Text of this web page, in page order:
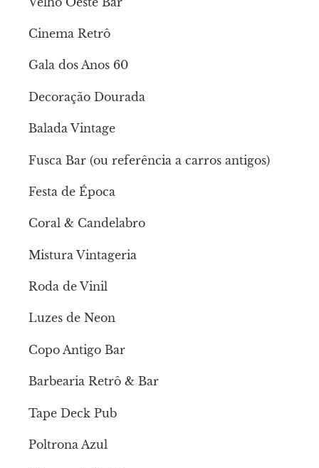
Cinema Retrô
Gala dos Anos 60
Decoração Dourada
Balada Vintage
Fusca Bar (ou referência a carros antigos)
Festa de Época
Coral & Candelabro
Mistura Vintageria
Roda de Vinil
Luzes de Neon
Copo Antigo Bar
Barbearia Retrô & Bar
Tape Deck Pub
Poltrona Azul